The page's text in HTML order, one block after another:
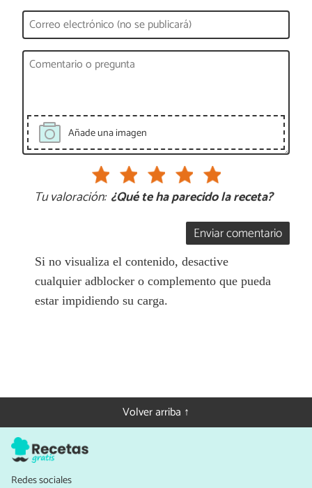
Añade una imagen
Tu valoración: ¿Qué te ha parecido la receta?
Enviar comentario
Si no visualiza el contenido, desactive
cualquier adblocker o complemento que pueda
estar impidiendo su carga.
Volver arriba ↑
Redes sociales